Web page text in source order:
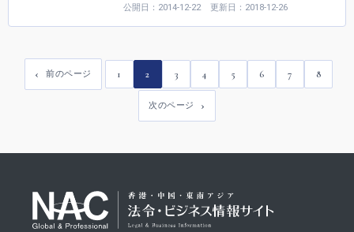
公開日：2014-12-22 更新日：2018-12-26
前のページ 1 2 3 4 5 6 7 8
次のページ